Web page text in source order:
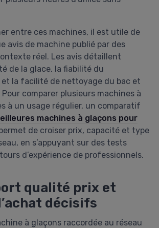
entre ces machines, il est utile de
avis de machine publié par des
réel. Les avis détaillent
de la glace, la fiabilité du
la facilité de nettoyage du bac et
comparer plusieurs machines à
à un usage régulier, un comparatif
machines à glaçons pour
de croiser prix, capacité et type
en s’appuyant sur des tests
d’expérience de professionnels.
qualité prix et
décisifs
à glaçons raccordée au réseau